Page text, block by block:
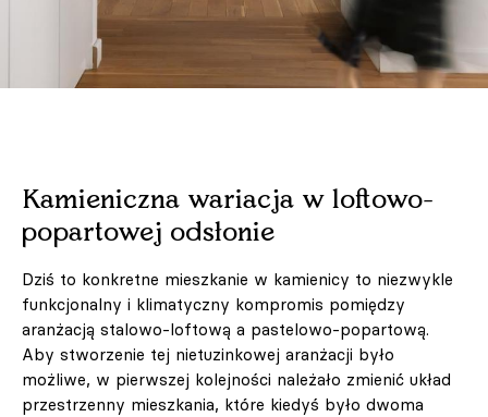
Kamieniczna wariacja w loftowo-
popartowej odsłonie
Dziś to konkretne mieszkanie w kamienicy to niezwykle
funkcjonalny i klimatyczny kompromis pomiędzy
aranżacją stalowo-loftową a pastelowo-popartową.
Aby stworzenie tej nietuzinkowej aranżacji było
możliwe, w pierwszej kolejności należało zmienić układ
przestrzenny mieszkania, które kiedyś było dwoma